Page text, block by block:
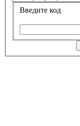
Введите код